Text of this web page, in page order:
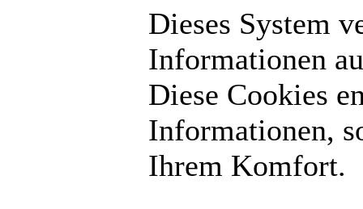
Dieses System
Informationen
Diese Cookies
Informationen,
Ihrem Komfort.